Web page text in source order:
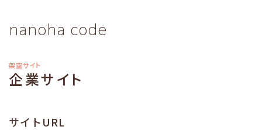
nanoha code
架空サイト
企業サイト
サイトURL